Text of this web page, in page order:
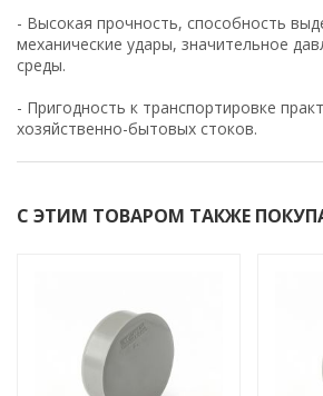
- Высокая прочность, способность
механические удары, значительное
среды.
- Пригодность к транспортировке
хозяйственно-бытовых стоков.
С ЭТИМ ТОВАРОМ ТАКЖЕ